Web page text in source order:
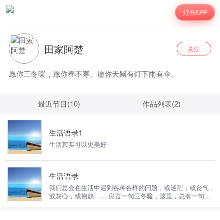
打开APP
田家阿楚 关注
愿你三冬暖，愿你春不寒。愿你天黑有灯下雨有伞。
最近节目(10) 作品列表(2)
生活语录1
生活其实可以更美好
生活语录
我们总会在生活中遇到各种各样的问题，或迷茫，或丧气，
或灰心，或抱怨…… 良言一句三冬暖，这里，总有一句让